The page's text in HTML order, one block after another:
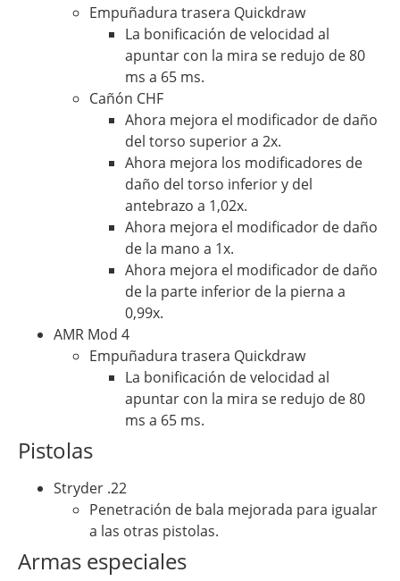
Empuñadura trasera Quickdraw
La bonificación de velocidad al
apuntar con la mira se redujo de 80
ms a 65 ms.
Cañón CHF
Ahora mejora el modificador de daño
del torso superior a 2x.
Ahora mejora los modificadores de
daño del torso inferior y del
antebrazo a 1,02x.
Ahora mejora el modificador de daño
de la mano a 1x.
Ahora mejora el modificador de daño
de la parte inferior de la pierna a
0,99x.
AMR Mod 4
Empuñadura trasera Quickdraw
La bonificación de velocidad al
apuntar con la mira se redujo de 80
ms a 65 ms.
Pistolas
Stryder .22
Penetración de bala mejorada para igualar
a las otras pistolas.
Armas especiales